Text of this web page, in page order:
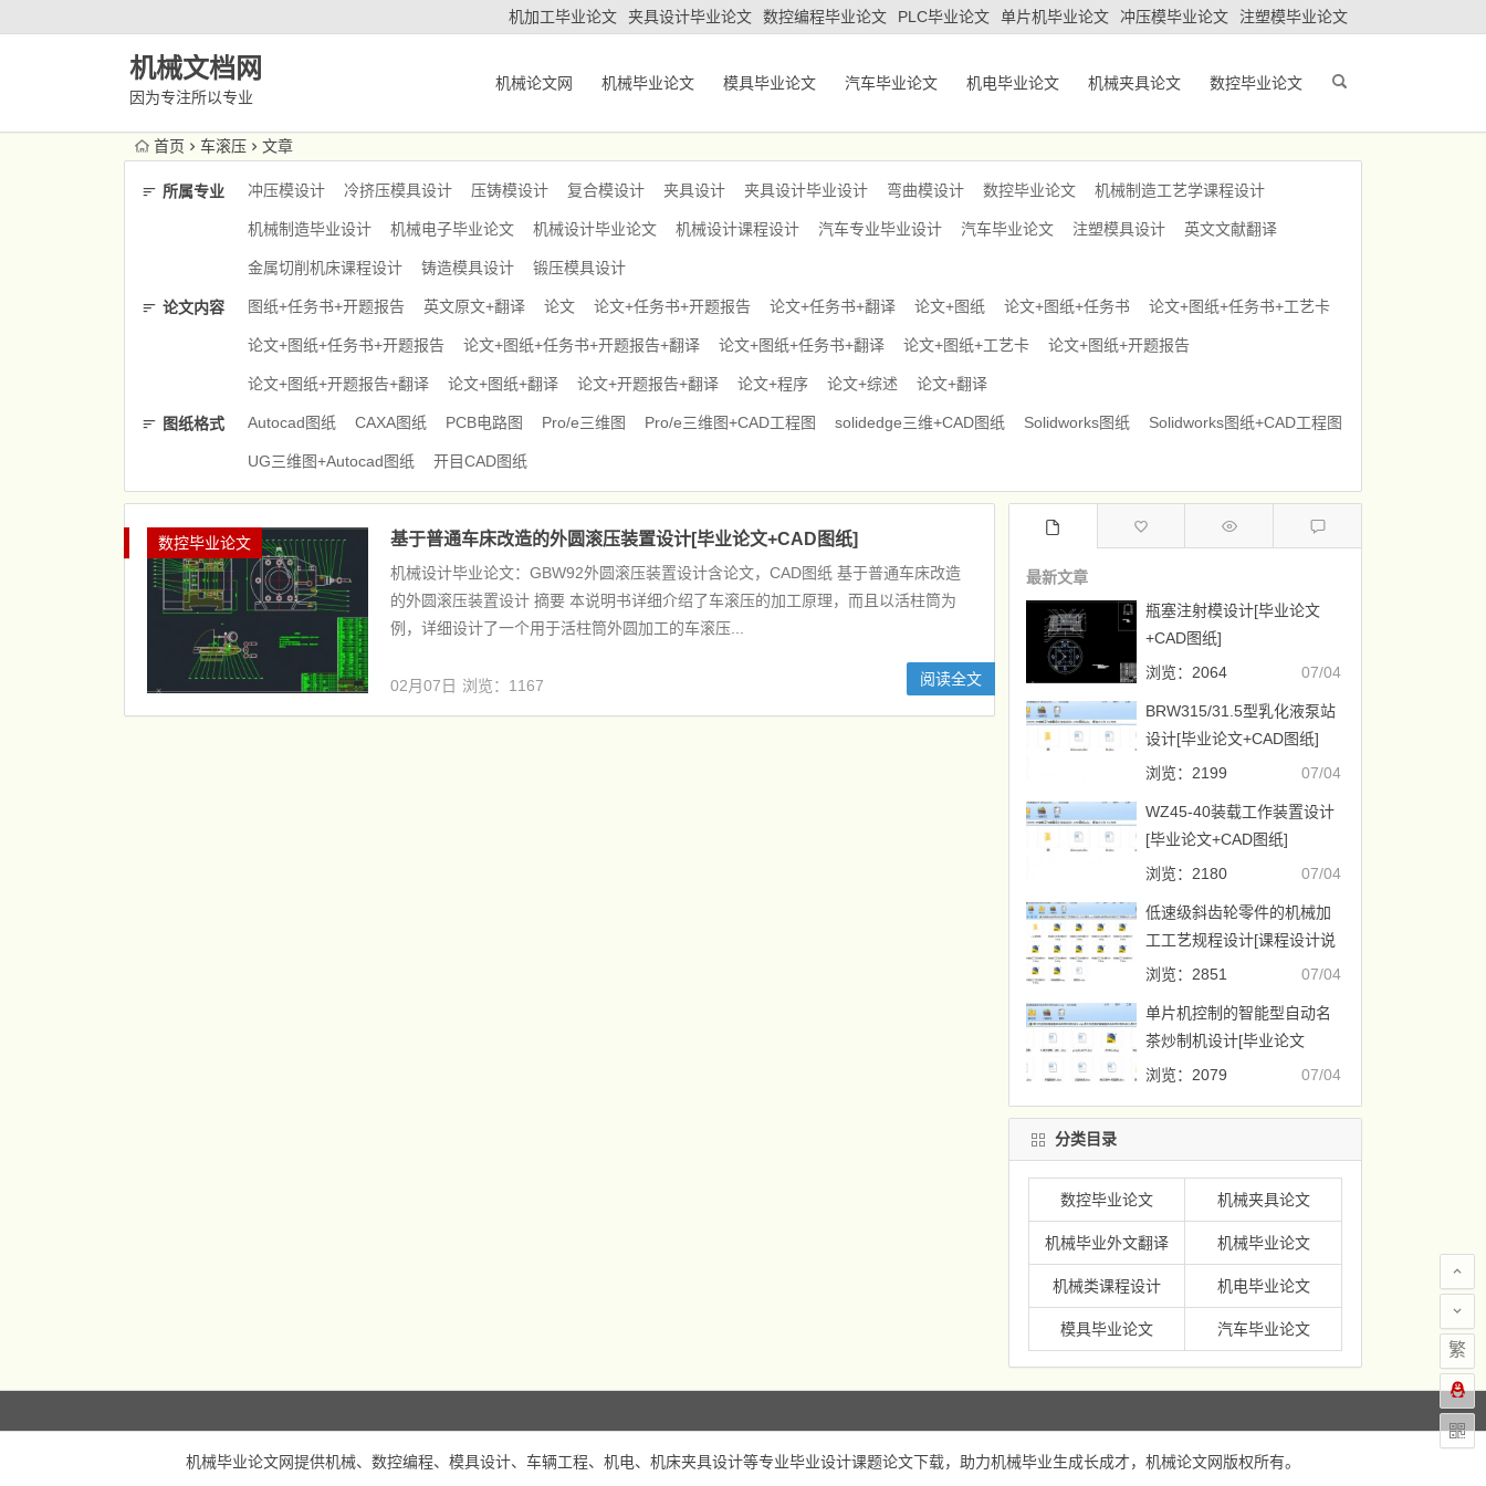
机加工毕业论文 夹具设计毕业论文 数控编程毕业论文 PLC毕业论文 单片机毕业论文 冲压模毕业论文 注塑模毕业论文
机械文档网
因为专注所以专业
机械论文网 机械毕业论文 模具毕业论文 汽车毕业论文 机电毕业论文 机械夹具论文 数控毕业论文
首页 车滚压 文章
所属专业 冲压模设计 冷挤压模具设计 压铸模设计 复合模设计 夹具设计 夹具设计毕业设计 弯曲模设计 数控毕业论文 机械制造工艺学课程设计
机械制造毕业设计 机械电子毕业论文 机械设计毕业论文 机械设计课程设计 汽车专业毕业设计 汽车毕业论文 注塑模具设计 英文文献翻译
金属切削机床课程设计 铸造模具设计 锻压模具设计
论文内容 图纸+任务书+开题报告 英文原文+翻译 论文 论文+任务书+开题报告 论文+任务书+翻译 论文+图纸 论文+图纸+任务书 论文+图纸+任务书+工艺卡
论文+图纸+任务书+开题报告 论文+图纸+任务书+开题报告+翻译 论文+图纸+任务书+翻译 论文+图纸+工艺卡 论文+图纸+开题报告
论文+图纸+开题报告+翻译 论文+图纸+翻译 论文+开题报告+翻译 论文+程序 论文+综述 论文+翻译
图纸格式 Autocad图纸 CAXA图纸 PCB电路图 Pro/e三维图 Pro/e三维图+CAD工程图 solidedge三维+CAD图纸 Solidworks图纸 Solidworks图纸+CAD工程图
UG三维图+Autocad图纸 开目CAD图纸
数控毕业论文 基于普通车床改造的外圆滚压装置设计[毕业论文+CAD图纸]
机械设计毕业论文：GBW92外圆滚压装置设计含论文，CAD图纸 基于普通车床改造
的外圆滚压装置设计 摘要 本说明书详细介绍了车滚压的加工原理，而且以活柱筒为
例，详细设计了一个用于活柱筒外圆加工的车滚压...
02月07日 浏览：1167 阅读全文
最新文章
瓶塞注射模设计[毕业论文
+CAD图纸]
07/04
浏览：2064
BRW315/31.5型乳化液泵站
设计[毕业论文+CAD图纸]
07/04
浏览：2199
WZ45-40装载工作装置设计
[毕业论文+CAD图纸]
07/04
浏览：2180
低速级斜齿轮零件的机械加
工工艺规程设计[课程设计说
明书+CAD图纸]
07/04
浏览：2851
单片机控制的智能型自动名
茶炒制机设计[毕业论文
+CAD图纸]
07/04
浏览：2079
分类目录
数控毕业论文 机械夹具论文
机械毕业外文翻译 机械毕业论文
机械类课程设计 机电毕业论文
模具毕业论文 汽车毕业论文
机械毕业论文网提供机械、数控编程、模具设计、车辆工程、机电、机床夹具设计等专业毕业设计课题论文下载，助力机械毕业生成长成才， 机械论文网版权所有。
繁